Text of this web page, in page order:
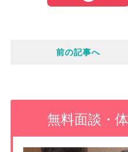
前の記事へ
無料面談・